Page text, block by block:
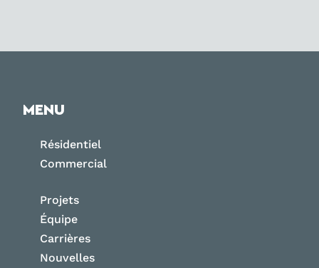
MENU
Résidentiel
Commercial
Projets
Équipe
Carrières
Nouvelles